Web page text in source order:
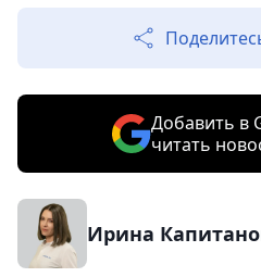
Добавить в
читать
Ирина